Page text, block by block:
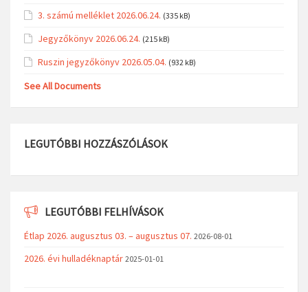
3. számú melléklet 2026.06.24. (335 kB)
Jegyzőkönyv 2026.06.24. (215 kB)
Ruszin jegyzőkönyv 2026.05.04. (932 kB)
See All Documents
LEGUTÓBBI HOZZÁSZÓLÁSOK
LEGUTÓBBI FELHÍVÁSOK
Étlap 2026. augusztus 03. – augusztus 07. 2026-08-01
2026. évi hulladéknaptár 2025-01-01